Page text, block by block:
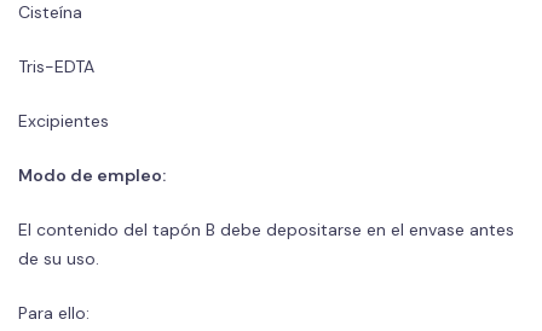
Cisteína
Tris-EDTA
Excipientes
Modo de empleo:
El contenido del tapón B debe depositarse en el envase antes
de su uso.
Para ello: